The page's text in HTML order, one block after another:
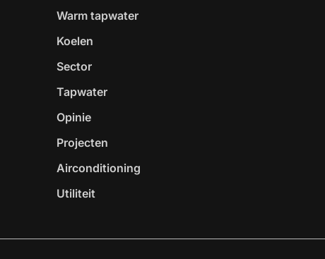
Warm tapwater
Koelen
Sector
Tapwater
Opinie
Projecten
Airconditioning
Utiliteit